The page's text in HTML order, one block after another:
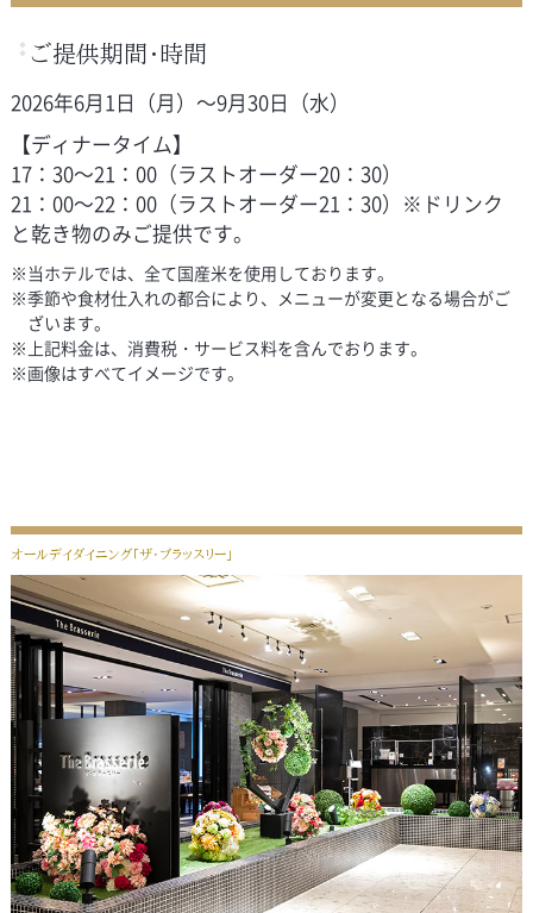
ご提供期間・時間
2026年6月1日（月）～9月30日（水）
【ディナータイム】
17：30～21：00（ラストオーダー20：30）
21：00～22：00（ラストオーダー21：30）※ドリンク
と乾き物のみご提供です。
※当ホテルでは、全て国産米を使用しております。
※季節や食材仕入れの都合により、メニューが変更となる場合がご
ざいます。
※上記料金は、消費税・サービス料を含んでおります。
※画像はすべてイメージです。
オールデイダイニング「ザ・ブラッスリー」